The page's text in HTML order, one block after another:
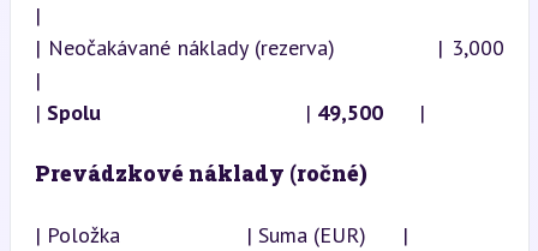
|
| Neočakávané náklady (rezerva)              | 3,000
|
| Spolu
                                  |
49,500
      |
Prevádzkové náklady (ročné)
| Položka                     | Suma (EUR)      |